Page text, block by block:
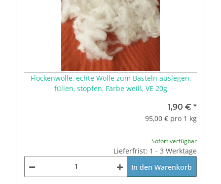
Flockenwolle, echte Wolle zum Basteln auslegen,
füllen, stopfen, Farbe weiß, VE 20g
1,90 € *
95,00 € pro 1 kg
Sofort verfügbar
Lieferfrist: 1 - 3 Werktage
In den Warenkorb